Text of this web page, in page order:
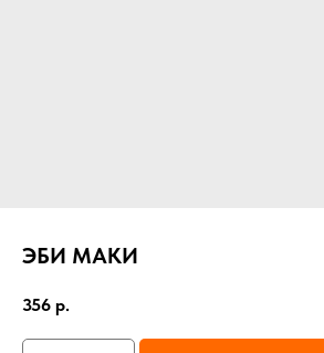
ЭБИ МАКИ
356 р.